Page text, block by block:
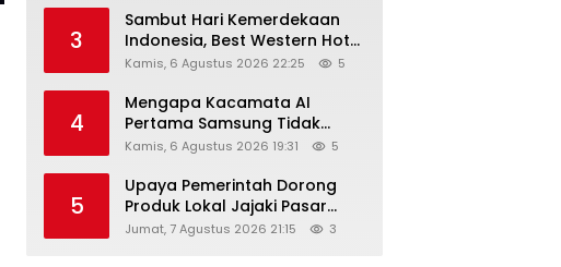
3
Sambut Hari Kemerdekaan
Indonesia, Best Western Hotel
Hadirkan The Freedom Stay
Kamis, 6 Agustus 2026 22:25 5
4
Mengapa Kacamata AI
Pertama Samsung Tidak
Dibekali Layar?
Kamis, 6 Agustus 2026 19:31 5
5
Upaya Pemerintah Dorong
Produk Lokal Jajaki Pasar
Global, Ini Harapan Menteri
Jumat, 7 Agustus 2026 21:15 3